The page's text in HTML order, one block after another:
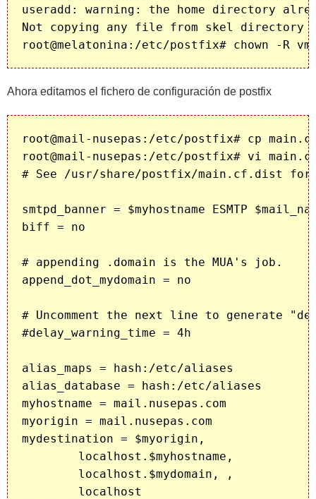
useradd: warning: the home directory
Not copying any file from skel
Ahora editamos el fichero de configuración de postfix
root@mail-nusepas:/etc/postfix# cp
root@mail-nusepas:/etc/postfix# vi
# See /usr/share/postfix/main.cf.dist for a
smtpd_banner = $myhostname ESMTP
biff = no
# appending .domain is the MUA's job.
append_dot_mydomain = no
# Uncomment the next line to generate
#delay_warning_time = 4h
alias_maps = hash:/etc/aliases
alias_database = hash:/etc/aliases
myhostname = mail.nusepas.com
myorigin = mail.nusepas.com
mydestination = $myorigin,
        localhost.$myhostname,
        localhost.$mydomain, ,
        localhost